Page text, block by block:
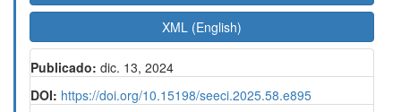
XML (English)
Publicado: dic. 13, 2024
DOI: https://doi.org/10.15198/seeci.2025.58.e895